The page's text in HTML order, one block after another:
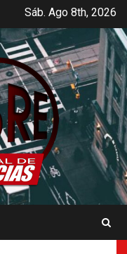
Sáb. Ago 8th, 2026